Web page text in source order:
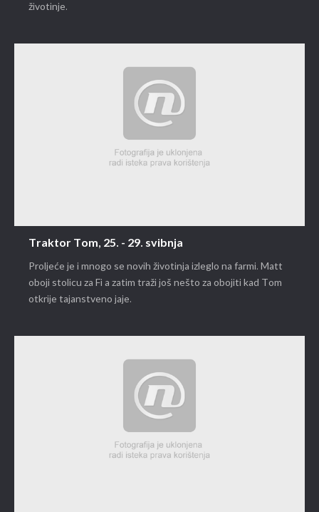
životinje.
Traktor Tom, 25. - 29. svibnja
Proljeće je i mnogo se novih životinja izleglo na farmi. Matt
oboji stolicu za Fi a zatim traži još nešto za obojiti kad Tom
otkrije tajanstveno jaje.